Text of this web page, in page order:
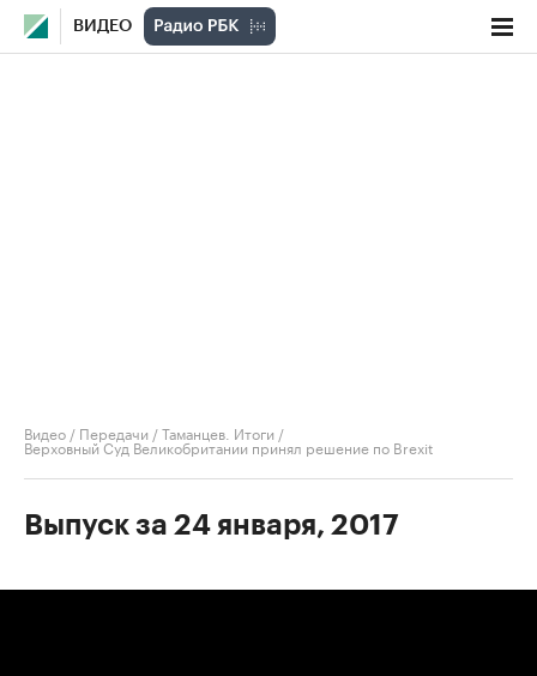
ВИДЕО
Видео / Передачи /Таманцев. Итоги /
Верховный Суд Великобритании принял решение по Brexit
Выпуск за 24 января, 2017